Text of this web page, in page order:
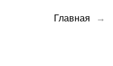
Главная →